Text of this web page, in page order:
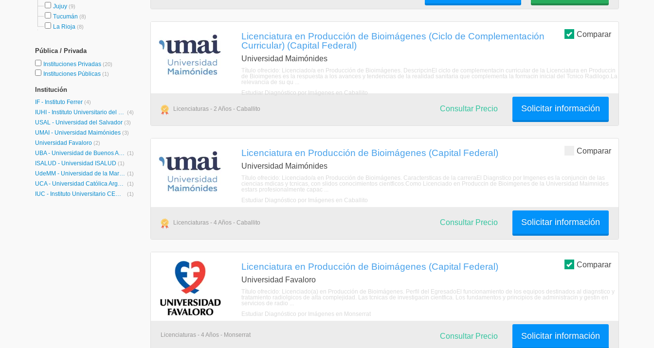
Jujuy (9)
Tucumán (8)
La Rioja (8)
Pública / Privada
Instituciones Privadas (20)
Instituciones Públicas (1)
Institución
IF - Instituto Ferrer (4)
IUHI - Instituto Universitario del Hospital Italiano (4)
USAL - Universidad del Salvador (3)
UMAI - Universidad Maimónides (3)
Universidad Favaloro (2)
UBA - Universidad de Buenos Aires (1)
ISALUD - Universidad ISALUD (1)
UdeMM - Universidad de la Marina Mercante (1)
UCA - Universidad Católica Argentina (1)
IUC - Instituto Universitario CEMIC (1)
Comparar
Licenciatura en Producción de Bioimágenes (Ciclo de Complementación
Curricular) (Capital Federal)
Universidad Maimónides
Título ofrecido: Licenciado/a en Producción de Bioimágenes. DescripcinEl ciclo de complementacin curricular de la Licenciatura en Produccin
de Bioimgenes es la respuesta a los avances y tendencias de la realidad sanitaria que complementa la formacin inicial del Tcnico Radilogo.La
relevancia de su qu ...
Estudiar Diagnóstico por Imágenes en Caballito
Licenciaturas - 2 Años - Caballito Solicitar información
Consultar Precio
Comparar
Licenciatura en Producción de Bioimágenes (Capital Federal)
Universidad Maimónides
Título ofrecido: Licenciado/a en Producción de Bioimágenes. Caractersticas de la carreraEl Diagnstico por Imgenes es la conjuncin de las
ciencias mdicas y tcnicas, con slidos conocimientos cientficos.Como Licenciado en Produccin de Bioimgenes de la Universidad Maimnides
estars profesionalmente capac ...
Estudiar Diagnóstico por Imágenes en Caballito
Licenciaturas - 4 Años - Caballito Solicitar información
Consultar Precio
Comparar
Licenciatura en Producción de Bioimágenes (Capital Federal)
Universidad Favaloro
Título ofrecido: Licenciado(a) en Producción de Bioimágenes. Perfil del EgresadoEl funcionamiento de los equipos destinados al diagnstico y
tratamiento radiolgicos de alta complejidad. Las tcnicas de investigacin cientfica. Los fundamentos y principios de administracin y gestin en
servicios de radio ...
Estudiar Diagnóstico por Imágenes en Monserrat
Licenciaturas - 4 Años - Monserrat Solicitar información
Consultar Precio